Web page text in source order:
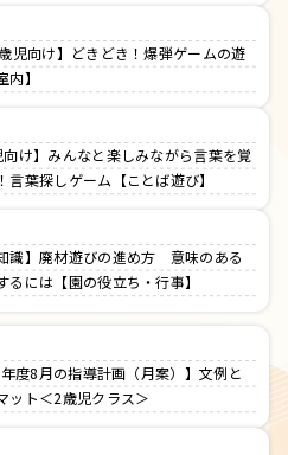
歳児向け】どきどき！爆弾ゲームの遊
内】
向け】みんなと楽しみながら言葉を覚
言葉探しゲーム【ことば遊び】
知識】廃材遊びの進め方 意味のある
るには【園の役立ち・行事】
年度8月の指導計画（月案）】文例と
ット＜2歳児クラス＞